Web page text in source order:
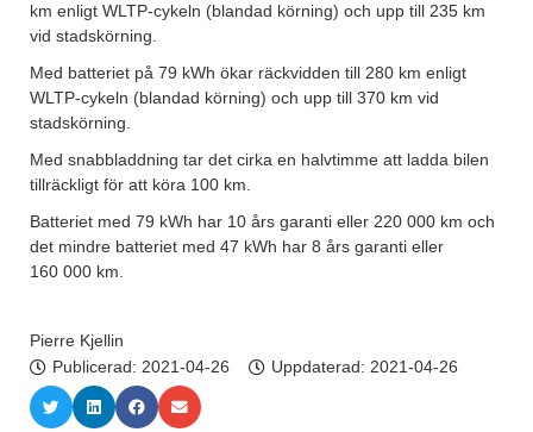
km enligt WLTP-cykeln (blandad körning) och upp till 235 km
vid stadskörning.
Med batteriet på 79 kWh ökar räckvidden till 280 km enligt
WLTP-cykeln (blandad körning) och upp till 370 km vid
stadskörning.
Med snabbladdning tar det cirka en halvtimme att ladda bilen
tillräckligt för att köra 100 km.
Batteriet med 79 kWh har 10 års garanti eller 220 000 km och
det mindre batteriet med 47 kWh har 8 års garanti eller
160 000 km.
Pierre Kjellin
Publicerad: 2021-04-26 Uppdaterad: 2021-04-26